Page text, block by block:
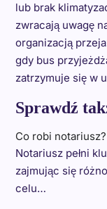
lub brak
zwracają uwagę
organizacją
gdy bus
zatrzymuje się w
Sprawdź
Co robi notariusz?
Notariusz pełni
zajmując się
celu…